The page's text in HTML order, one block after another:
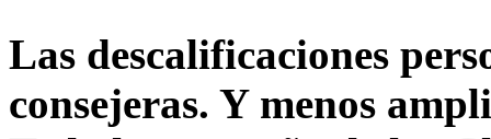
Las descalificaciones
consejeras. Y menos